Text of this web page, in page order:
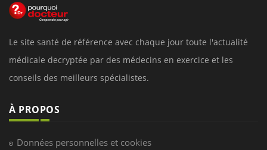
Le site santé de référence avec chaque jour toute l'actualité
médicale decryptée par des médecins en exercice et les
conseils des meilleurs spécialistes.
À PROPOS
Données personnelles et cookies